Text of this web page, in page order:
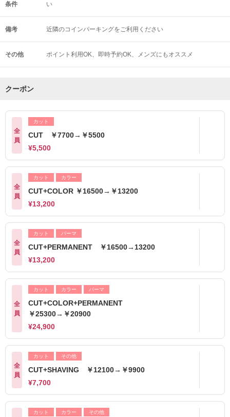
条件
い
備考 近隣のコインパーキングをご利用ください
その他 ポイント利用OK 即時予約OK メンズにもオススメ
クーポン
全
員
カット
CUT ￥7700→￥5500
¥5,500
全
員
カット カラー
CUT+COLOR ￥16500→￥13200
¥13,200
全
員
カット パーマ
CUT+PERMANENT ￥16500→13200
¥13,200
全
員
カット カラー パーマ
CUT+COLOR+PERMANENT
￥25300→￥20900
¥24,900
全
員
カット その他
CUT+SHAVING ￥12100→￥9900
¥7,700
カット カラー その他